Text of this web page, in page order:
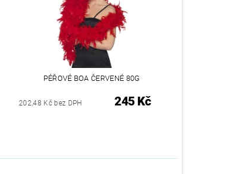
PÉŘOVÉ BOA ČERVENÉ 80G
202,48 Kč bez DPH 245 Kč